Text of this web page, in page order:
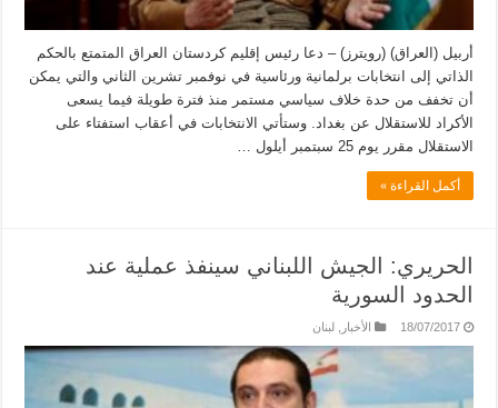
أربيل (العراق) (رويترز) – دعا رئيس إقليم كردستان العراق المتمتع بالحكم
الذاتي إلى انتخابات برلمانية ورئاسية في نوفمبر تشرين الثاني والتي يمكن
أن تخفف من حدة خلاف سياسي مستمر منذ فترة طويلة فيما يسعى
الأكراد للاستقلال عن بغداد. وستأتي الانتخابات في أعقاب استفتاء على
الاستقلال مقرر يوم 25 سبتمبر أيلول …
أكمل القراءة »
الحريري: الجيش اللبناني سينفذ عملية عند
الحدود السورية
18/07/2017 الأخبار ,لبنان